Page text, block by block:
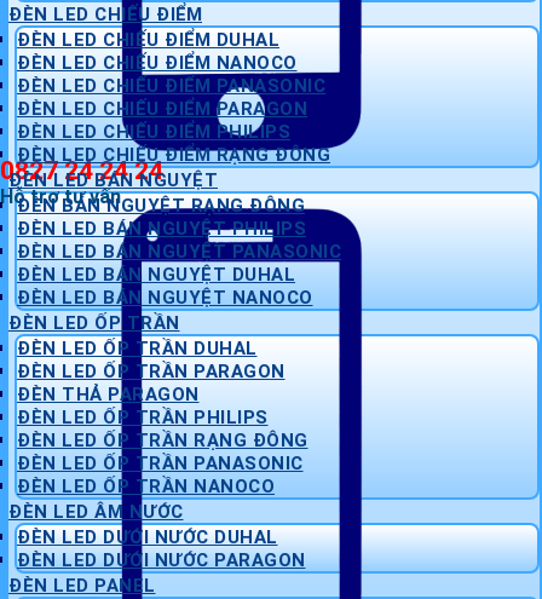
0827 24 24 24
Hỗ trợ tư vấn
ĐÈN LED CHIẾU ĐIỂM
ĐÈN LED CHIẾU ĐIỂM DUHAL
ĐÈN LED CHIẾU ĐIỂM NANOCO
ĐÈN LED CHIẾU ĐIỂM PANASONIC
ĐÈN LED CHIẾU ĐIỂM PARAGON
ĐÈN LED CHIẾU ĐIỂM PHILIPS
ĐÈN LED CHIẾU ĐIỂM RẠNG ĐÔNG
ĐÈN LED BÁN NGUYỆT
ĐÈN BÁN NGUYỆT RẠNG ĐÔNG
ĐÈN LED BÁN NGUYỆT PHILIPS
ĐÈN LED BÁN NGUYỆT PANASONIC
ĐÈN LED BÁN NGUYỆT DUHAL
ĐÈN LED BÁN NGUYỆT NANOCO
ĐÈN LED ỐP TRẦN
ĐÈN LED ỐP TRẦN DUHAL
ĐÈN LED ỐP TRẦN PARAGON
ĐÈN THẢ PARAGON
ĐÈN LED ỐP TRẦN PHILIPS
ĐÈN LED ỐP TRẦN RẠNG ĐÔNG
ĐÈN LED ỐP TRẦN PANASONIC
ĐÈN LED ỐP TRẦN NANOCO
ĐÈN LED ÂM NƯỚC
ĐÈN LED DƯỚI NƯỚC DUHAL
ĐÈN LED DƯỚI NƯỚC PARAGON
ĐÈN LED PANEL